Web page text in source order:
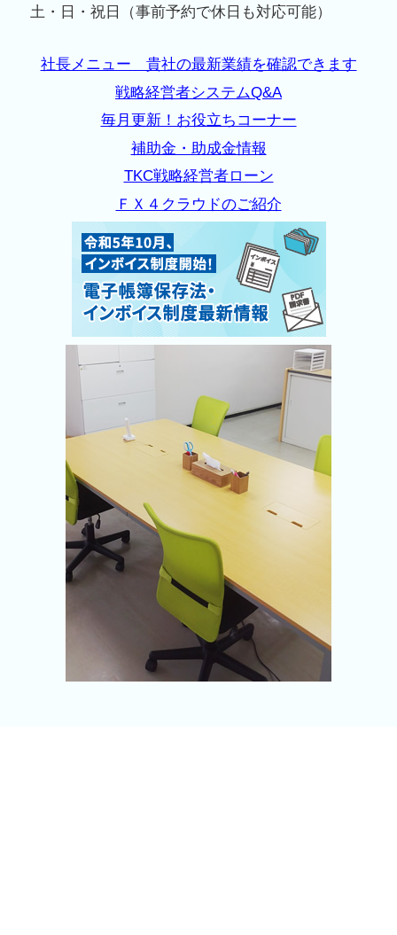
土・日・祝日（事前予約で休日も対応可能）
社長メニュー 貴社の最新業績を確認できます
戦略経営者システムQ&A
毎月更新！お役立ちコーナー
補助金・助成金情報
TKC戦略経営者ローン
ＦＸ４クラウドのご紹介